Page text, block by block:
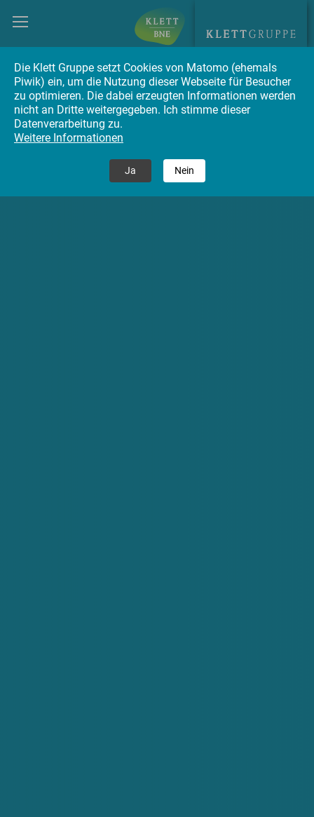
Die Klett Gruppe setzt Cookies von Matomo (ehemals
Piwik) ein, um die Nutzung dieser Webseite für Besucher
zu optimieren. Die dabei erzeugten Informationen werden
nicht an Dritte weitergegeben. Ich stimme dieser
Datenverarbeitung zu.
Weitere Informationen
Ja Nein